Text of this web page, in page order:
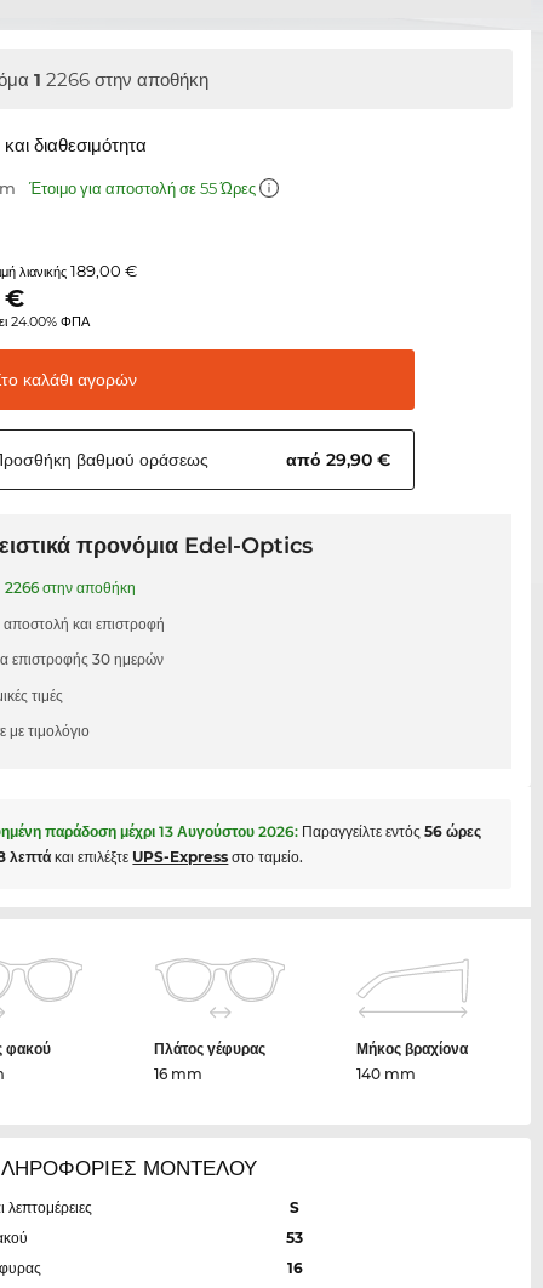
1 2266 στην αποθήκη
διαθεσιμότητα
Έτοιμο για αποστολή σε 55 Ώρες
λιανικής189,00 €
€
24.00% ΦΠΑ
καλάθι αγορών
βαθμού οράσεως από 29,90 €
προνόμια Edel-Optics
2266 στην αποθήκη
και επιστροφή
επιστροφής 30 ημερών
τιμές
με τιμολόγιο
παράδοση μέχρι13 Αυγούστου 2026: Παραγγείλτε εντός56 ώρες
λεπτά και επιλέξτε UPS-Express στο ταμείο.
φακού
Πλάτος γέφυρας
16 mm
Μήκος βραχίονα
140 mm
ΜΟΝΤΕΛΟΥ
λεπτομέρειες
S
53
16